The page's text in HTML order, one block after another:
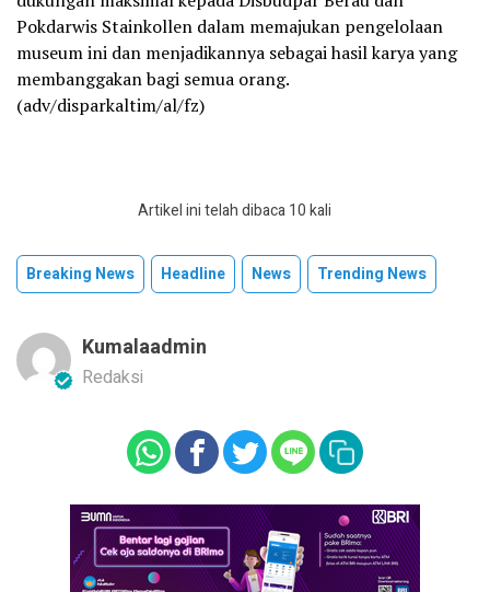
Pokdarwis Stainkollen dalam memajukan pengelolaan
museum ini dan menjadikannya sebagai hasil karya yang
membanggakan bagi semua orang.
(adv/disparkaltim/al/fz)
Artikel ini telah dibaca 10 kali
Breaking News Headline News Trending News
Kumalaadmin
Redaksi